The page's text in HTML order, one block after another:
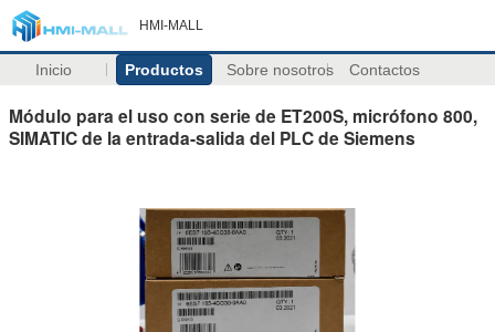
HMI-MALL
Inicio Productos Sobre nosotros Contactos
Módulo para el uso con serie de ET200S, micrófono 800,
SIMATIC de la entrada-salida del PLC de Siemens